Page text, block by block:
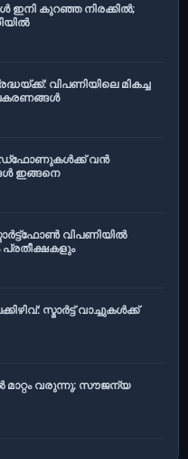
ഇനി കുറഞ്ഞ നിരക്കിൽ;
വിപണിയിലെ മികച്ച
വൻ
ഇങ്ങനെ
വിപണിയിൽ
സ്മാർട്ട് വാച്ചുകൾക്ക്
മാറ്റം വരുന്നു; സൗജന്യ